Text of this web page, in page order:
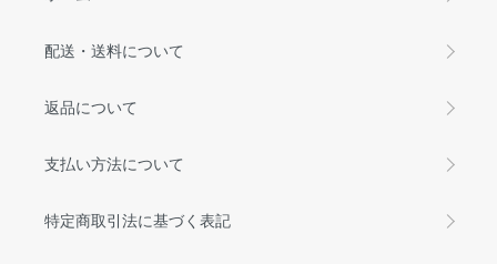
配送・送料について
返品について
支払い方法について
特定商取引法に基づく表記